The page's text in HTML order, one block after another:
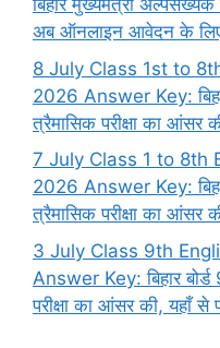
बिहार मुख्यमंत्री अल्पसंख्यक
अब ऑनलाइन आवेदन के लिए
8 July Class 1st to
2026 Answer Key:
त्रैमासिक परीक्षा का आंसर
7 July Class 1 to 8th
2026 Answer Key:
त्रैमासिक परीक्षा का आंसर
3 July Class 9th
Answer Key: बिहार
परीक्षा का आंसर की, यहाँ से